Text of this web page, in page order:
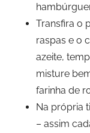
Transfira o
raspas e o
azeite,
misture
farinha de
Na própria
– assim